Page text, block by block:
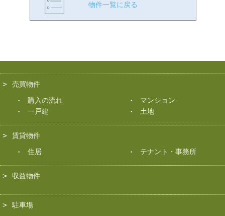
物件一覧に戻る
売買物件
購入の流れ
マンション
一戸建
土地
賃貸物件
住居
テナント・事務所
収益物件
駐車場